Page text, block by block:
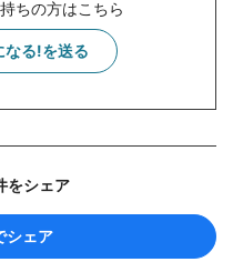
ちの方はこちら
なる!を送る
をシェア
シェア